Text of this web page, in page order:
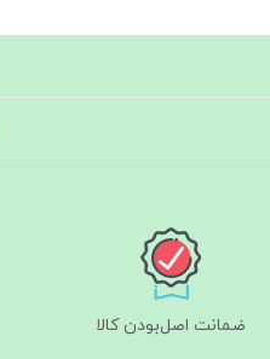
ضمانت اصل‌بودن کالا